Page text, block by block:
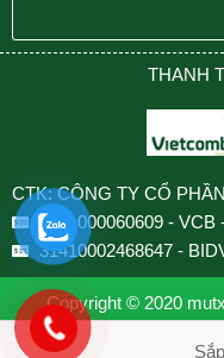
THANH
CTK: CÔNG TY CỔ
0501000060609 - VCB
31410002468647 -
Copyright © 2020